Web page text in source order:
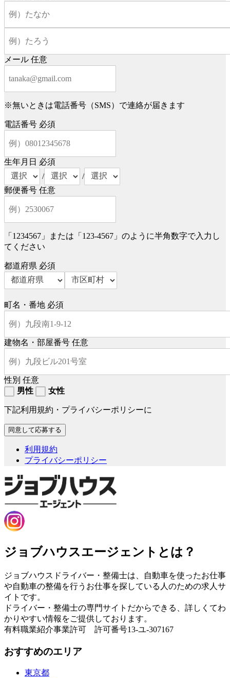
メール 任意
※無いときは電話番号（SMS）で連絡が届きます
電話番号 必須
生年月日 必須
/
/
郵便番号 任意
「1234567」または「123-4567」のように半角数字で入力し
てください
都道府県 必須
町名・番地 必須
建物名・部屋番号 任意
性別 任意
男性
女性
下記利用規約・プライバシーポリシーに
利用規約
プライバシーポリシー
ジョブハウスエージェントとは？
ジョブハウスドライバー・整備士は、自動車を使ったお仕事
や自動車の整備を行うお仕事を探している人のための求人サ
イトです。
ドライバー・整備士の専門サイトだからできる、詳しくてわ
かりやすい情報をご提供しております。
有料職業紹介事業許可 許可番号13-ユ-307167
おすすめのエリア
東京都